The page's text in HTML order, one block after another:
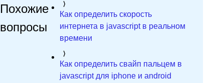
Похожие
вопросы
Как определить скорость
интернета в javascript в реальном
времени
Как определить свайп пальцем в
javascript для iphone и android